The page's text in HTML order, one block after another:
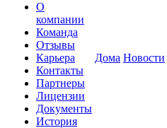
О
компании
Команда
Отзывы
Карьера
Контакты
Партнеры
Лицензии
Документы
История
Дома Новости